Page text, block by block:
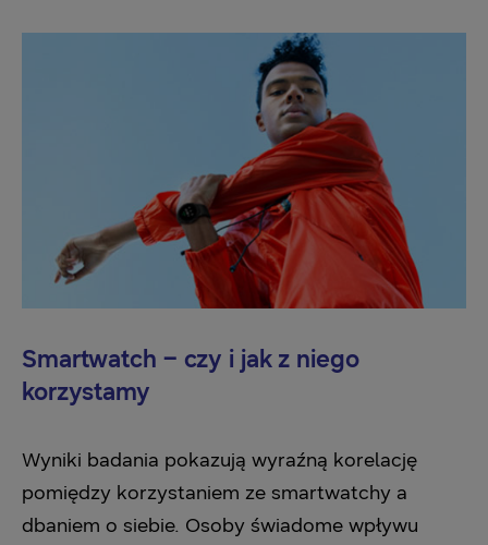
Smartwatch – czy i jak z niego
korzystamy
Wyniki badania pokazują wyraźną korelację
pomiędzy korzystaniem ze smartwatchy a
dbaniem o siebie. Osoby świadome wpływu